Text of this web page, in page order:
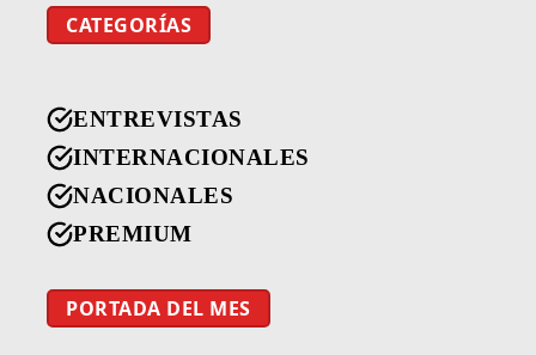
CATEGORÍAS
ENTREVISTAS
INTERNACIONALES
NACIONALES
PREMIUM
PORTADA DEL MES